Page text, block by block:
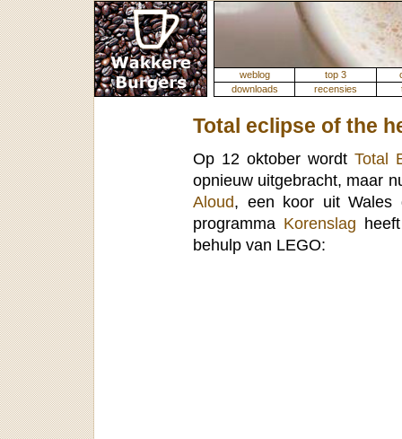
weblog top 3
downloads
recensies
Total eclipse of the
Op 12 oktober wordt Total
opnieuw uitgebracht, maar
Aloud, een koor uit Wales
programma Korenslag
behulp van LEGO: